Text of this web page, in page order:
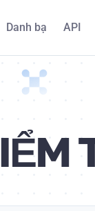
Danh bạ API